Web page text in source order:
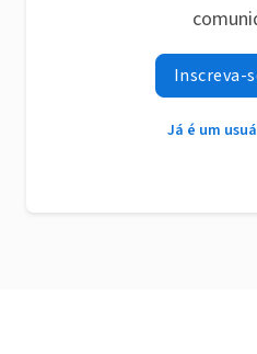
Inscreva-
Já é um